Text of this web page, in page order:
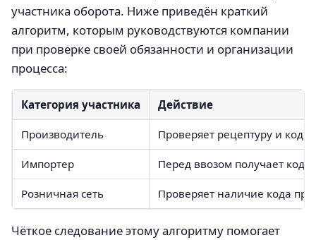
участника оборота. Ниже приведён краткий
алгоритм, которым руководствуются компании
при проверке своей обязанности и организации
процесса:
Категория участника Действие
Производитель Проверяет рецептуру и коды
Импортер Перед ввозом получает
Розничная сеть Проверяет наличие кода
Чёткое следование этому алгоритму помогает